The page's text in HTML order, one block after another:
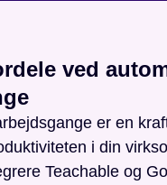
ved
er en
i din
Teachable og